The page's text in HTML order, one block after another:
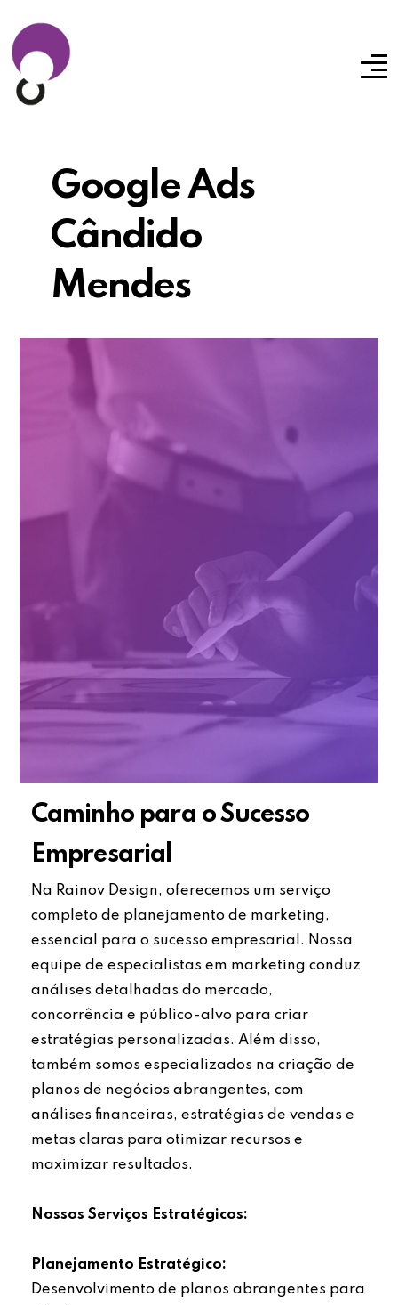
Google Ads
Cândido
Mendes
Caminho para o Sucesso
Empresarial
Na Rainov Design, oferecemos um serviço
completo de planejamento de marketing,
essencial para o sucesso empresarial. Nossa
equipe de especialistas em marketing conduz
análises detalhadas do mercado,
concorrência e público-alvo para criar
estratégias personalizadas. Além disso,
também somos especializados na criação de
planos de negócios abrangentes, com
análises financeiras, estratégias de vendas e
metas claras para otimizar recursos e
maximizar resultados.
Nossos Serviços Estratégicos:
Planejamento Estratégico:
Desenvolvimento de planos abrangentes para